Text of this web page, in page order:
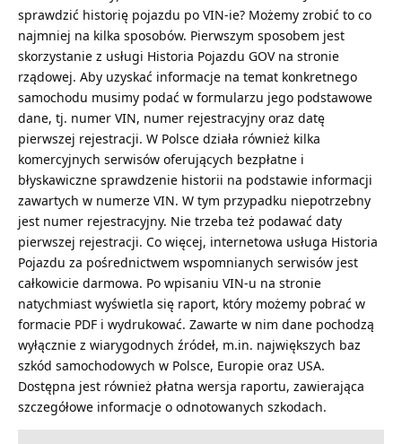
sprawdzić historię pojazdu po VIN-ie? Możemy zrobić to co
najmniej na kilka sposobów. Pierwszym sposobem jest
skorzystanie z usługi Historia Pojazdu GOV na stronie
rządowej. Aby uzyskać informacje na temat konkretnego
samochodu musimy podać w formularzu jego podstawowe
dane, tj. numer VIN, numer rejestracyjny oraz datę
pierwszej rejestracji. W Polsce działa również kilka
komercyjnych serwisów oferujących bezpłatne i
błyskawiczne sprawdzenie historii na podstawie informacji
zawartych w numerze VIN. W tym przypadku niepotrzebny
jest numer rejestracyjny. Nie trzeba też podawać daty
pierwszej rejestracji. Co więcej, internetowa usługa Historia
Pojazdu za pośrednictwem wspomnianych serwisów jest
całkowicie darmowa. Po wpisaniu VIN-u na stronie
natychmiast wyświetla się raport, który możemy pobrać w
formacie PDF i wydrukować. Zawarte w nim dane pochodzą
wyłącznie z wiarygodnych źródeł, m.in. największych baz
szkód samochodowych w Polsce, Europie oraz USA.
Dostępna jest również płatna wersja raportu, zawierająca
szczegółowe informacje o odnotowanych szkodach.